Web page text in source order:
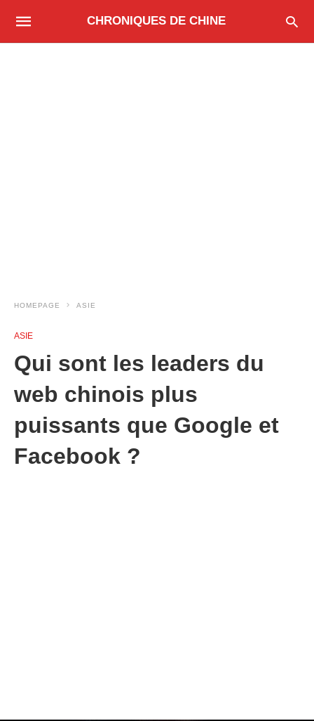
CHRONIQUES DE CHINE
HOMEPAGE ASIE
ASIE
Qui sont les leaders du
web chinois plus
puissants que Google et
Facebook ?